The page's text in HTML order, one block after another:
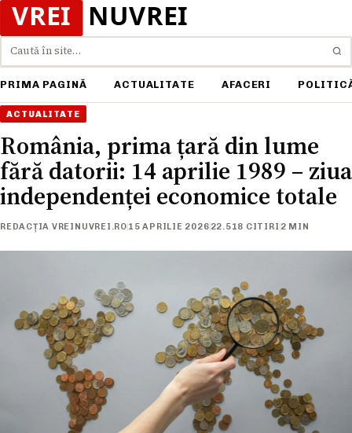
Caută
PRIMA PAGINĂ ACTUALITATE AFACERI
ACTUALITATE
România, prima țară din lume
fără datorii: 14 aprilie 1989 – ziua
independenței economice totale
REDACȚIA VREINUVREI.RO 15 APRILIE 2026 22.518 CITIRI 2 MIN